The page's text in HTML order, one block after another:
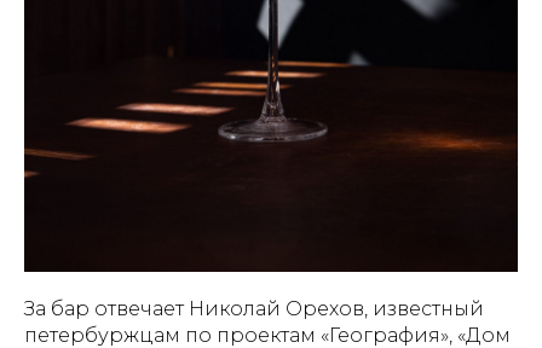
За бар отвечает Николай Орехов, известный
петербуржцам по проектам «География», «Дом